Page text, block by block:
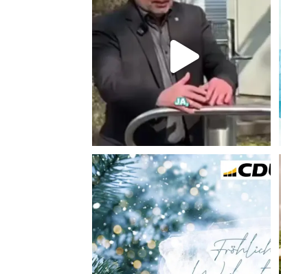
Apr. 15
Frohe Weihnachten!
Liebe...
Dez. 24